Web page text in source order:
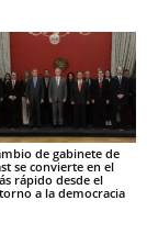
de gabinete de
se convierte en el
rápido desde el
a la democracia